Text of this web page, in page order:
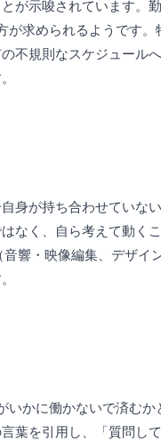
が示唆されています。
求められるようです
不規則なスケジュール
身が持ち合わせていな
なく、自ら考えて動く
響・映像編集、デザイ
かに働かないで済む
葉を引用し、「質問し